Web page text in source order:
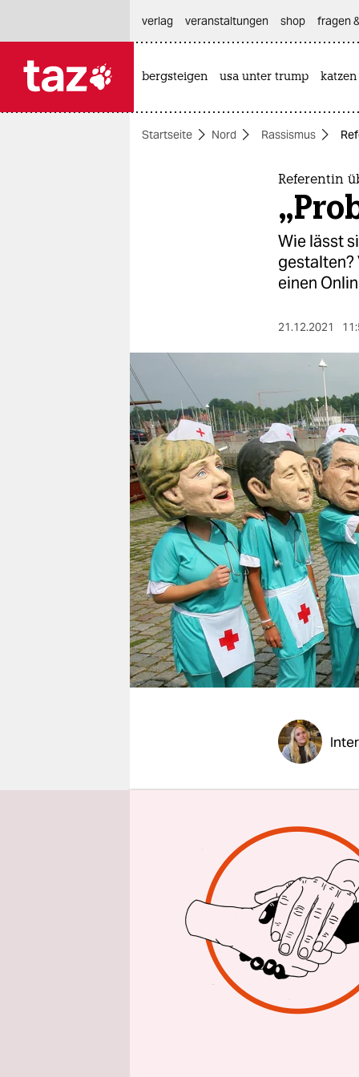
themen
berlin
nord
wahrheit
verlag
verlag
veranstaltungen
shop
fragen & hilfe
unterstützen
abo
genossenschaft
verlag
veranstaltungen shop fragen
bergsteigen usa unter trump katzen
Startseite Nord Rassismus
Referentin
Wie lässt
gestalten?
einen
21.12.2021
taz: Frau
dass sie
Virginie
die
weiß,
Ahnung
etwas für